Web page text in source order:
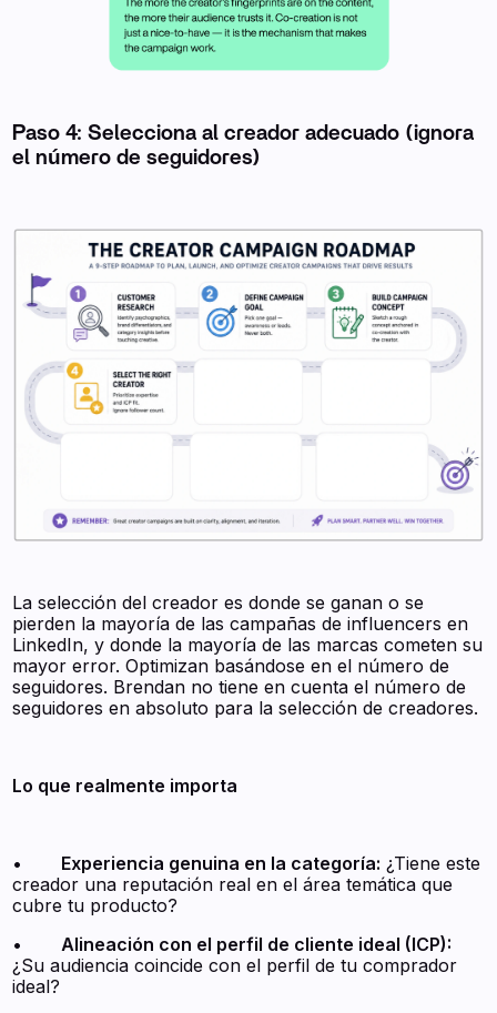
Paso 4: Selecciona al creador adecuado (ignora
el número de seguidores)
La selección del creador es donde se ganan o se
pierden la mayoría de las campañas de influencers en
LinkedIn, y donde la mayoría de las marcas cometen su
mayor error. Optimizan basándose en el número de
seguidores. Brendan no tiene en cuenta el número de
seguidores en absoluto para la selección de creadores.
Lo que realmente importa
• Experiencia genuina en la categoría: ¿Tiene este
creador una reputación real en el área temática que
cubre tu producto?
•Alineación con el perfil de cliente ideal (ICP):
¿Su audiencia coincide con el perfil de tu comprador
ideal?